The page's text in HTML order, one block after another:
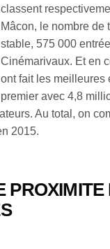
classent
Mâcon, le nombre de
stable, 575 000
Cinémarivaux. Et en
ont fait les meilleures
premier avec 4,8
Au total, on
2015.